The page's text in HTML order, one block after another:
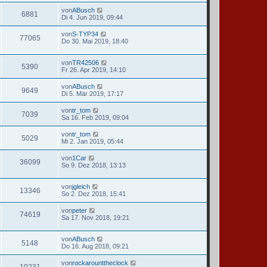
6881 vonABusch
Di 4. Jun 2019, 09:44
77065 vonS-TYP34
Do 30. Mai 2019, 18:40
5390 vonTR42506
Fr 26. Apr 2019, 14:10
9649 vonABusch
Di 5. Mär 2019, 17:17
7039 vontr_tom
Sa 16. Feb 2019, 09:04
5029 vontr_tom
Mi 2. Jan 2019, 05:44
36099 von1Car
So 9. Dez 2018, 13:13
13346 vonjgleich
So 2. Dez 2018, 15:41
74619 vonpeter
Sa 17. Nov 2018, 19:21
5148 vonABusch
Do 16. Aug 2018, 09:21
vonrockarounttheclock